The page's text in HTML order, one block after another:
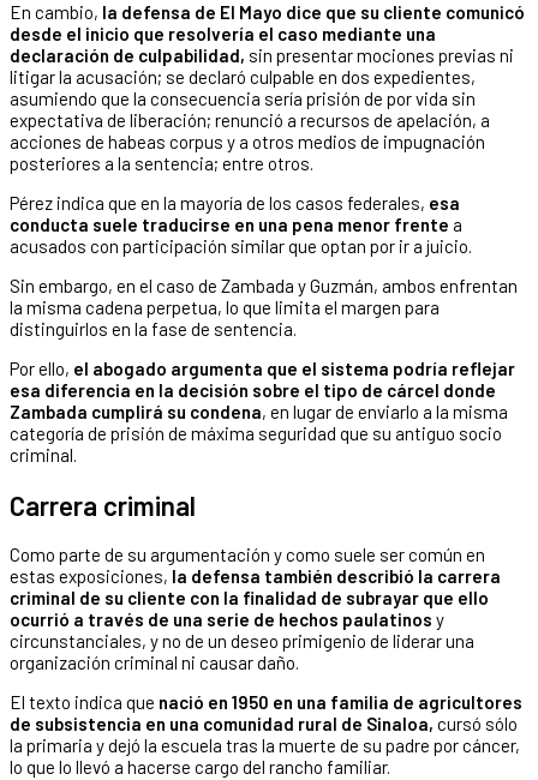
En cambio, la defensa de El Mayo dice que su cliente comunicó
desde el inicio que resolvería el caso mediante una
declaración de culpabilidad, sin presentar mociones previas ni
litigar la acusación; se declaró culpable en dos expedientes,
asumiendo que la consecuencia sería prisión de por vida sin
expectativa de liberación; renunció a recursos de apelación, a
acciones de habeas corpus y a otros medios de impugnación
posteriores a la sentencia; entre otros.
Pérez indica que en la mayoría de los casos federales, esa
conducta suele traducirse en una pena menor frente a
acusados con participación similar que optan por ir a juicio.
Sin embargo, en el caso de Zambada y Guzmán, ambos enfrentan
la misma cadena perpetua, lo que limita el margen para
distinguirlos en la fase de sentencia.
Por ello, el abogado argumenta que el sistema podría reflejar
esa diferencia en la decisión sobre el tipo de cárcel donde
Zambada cumplirá su condena, en lugar de enviarlo a la misma
categoría de prisión de máxima seguridad que su antiguo socio
criminal.
Carrera criminal
Como parte de su argumentación y como suele ser común en
estas exposiciones, la defensa también describió la carrera
criminal de su cliente con la finalidad de subrayar que ello
ocurrió a través de una serie de hechos paulatinos y
circunstanciales, y no de un deseo primigenio de liderar una
organización criminal ni causar daño.
El texto indica que nació en 1950 en una familia de agricultores
de subsistencia en una comunidad rural de Sinaloa, cursó sólo
la primaria y dejó la escuela tras la muerte de su padre por cáncer,
lo que lo llevó a hacerse cargo del rancho familiar.